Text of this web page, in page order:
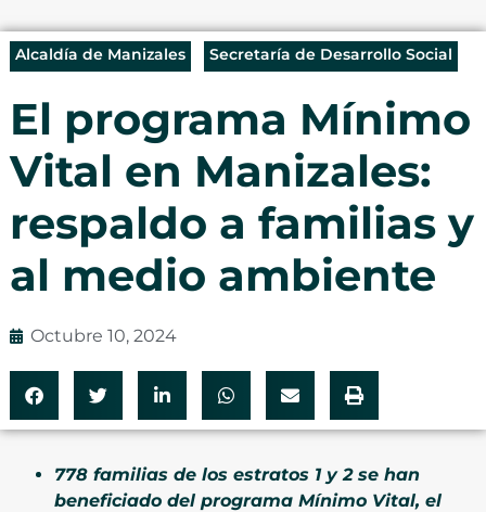
Alcaldía de Manizales Secretaría de Desarrollo Social
El programa Mínimo
Vital en Manizales:
respaldo a familias y
al medio ambiente
Octubre 10, 2024
778 familias de los estratos 1 y 2 se han
beneficiado del programa Mínimo Vital, el